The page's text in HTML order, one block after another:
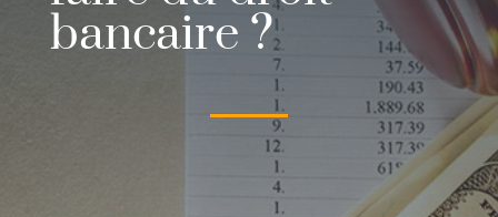
bancaire ?